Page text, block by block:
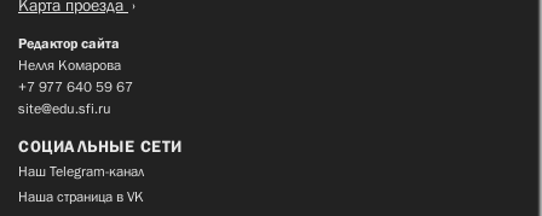
Карта проезда
Редактор сайта
Нелля Комарова
+7 977 640 59 67
site@edu.sfi.ru
СОЦИАЛЬНЫЕ СЕТИ
Наш Telegram-канал
Наша страница в VK